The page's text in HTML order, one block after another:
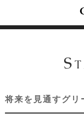
S
将来を見通すグリ